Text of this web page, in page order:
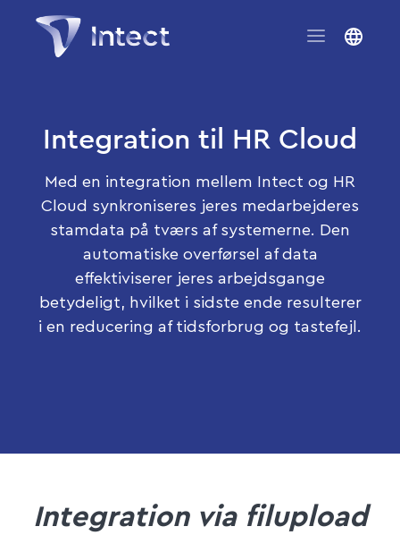
Integration til HR Cloud
Med en integration mellem Intect og HR
Cloud synkroniseres jeres medarbejderes
stamdata på tværs af systemerne. Den
automatiske overførsel af data
effektiviserer jeres arbejdsgange
betydeligt, hvilket i sidste ende resulterer
i en reducering af tidsforbrug og tastefejl.
Integration via filupload